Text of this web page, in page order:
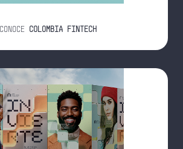
CONOCE COLOMBIA FINTECH